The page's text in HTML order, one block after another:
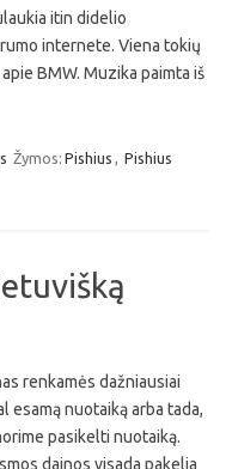
itin didelio
internete. Viena tokių
apie BMW. Muzika paimta iš
Žymos: Pishius , Pishius
renkamės dažniausiai
esamą nuotaiką arba tada,
pasikelti nuotaiką.
dainos visada pakelia